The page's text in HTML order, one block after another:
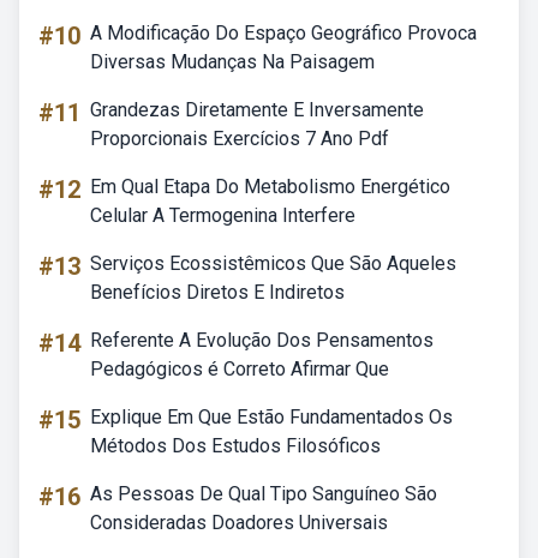
#10 A Modificação Do Espaço Geográfico Provoca
Diversas Mudanças Na Paisagem
#11 Grandezas Diretamente E Inversamente
Proporcionais Exercícios 7 Ano Pdf
#12 Em Qual Etapa Do Metabolismo Energético
Celular A Termogenina Interfere
#13 Serviços Ecossistêmicos Que São Aqueles
Benefícios Diretos E Indiretos
#14 Referente A Evolução Dos Pensamentos
Pedagógicos é Correto Afirmar Que
#15 Explique Em Que Estão Fundamentados Os
Métodos Dos Estudos Filosóficos
#16 As Pessoas De Qual Tipo Sanguíneo São
Consideradas Doadores Universais